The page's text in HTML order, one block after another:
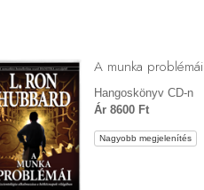
A munka problémái
Hangoskönyv CD-n
Ár 8600 Ft
Nagyobb megjelenítés